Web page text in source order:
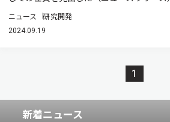
ニュース 研究開発
2024.09.19
1
新着ニュース